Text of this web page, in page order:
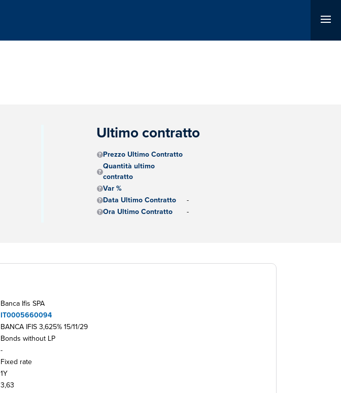
Ultimo contratto
Prezzo Ultimo Contratto
Quantità ultimo
contratto
Var %
Data Ultimo Contratto
-
Ora Ultimo Contratto
-
Banca Ifis SPA
IT0005660094
BANCA IFIS 3,625% 15/11/29
Bonds without LP
-
Fixed rate
1Y
3,63